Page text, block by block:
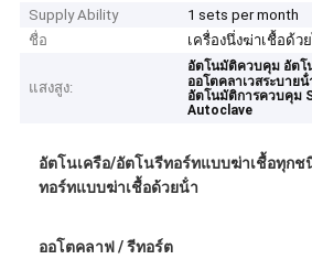
Supply Ability
1 sets per month
ชื่อ
เครื่องนึ่งฆ่าเชื้อด้ว
แสงสูง:
อัตโนมัติควบคุม อัต
ออโตคลาเวสระบาย
อัตโนมัติการควบคุม
Autoclave
อัตโนเครือ/อัตโนรีทอร์ทแบบฆ่าเชื้อทุกช
ทอร์ทแบบฆ่าเชื้อด้วยน้ํา
ออโตคลาฟ / รีทอร์ต